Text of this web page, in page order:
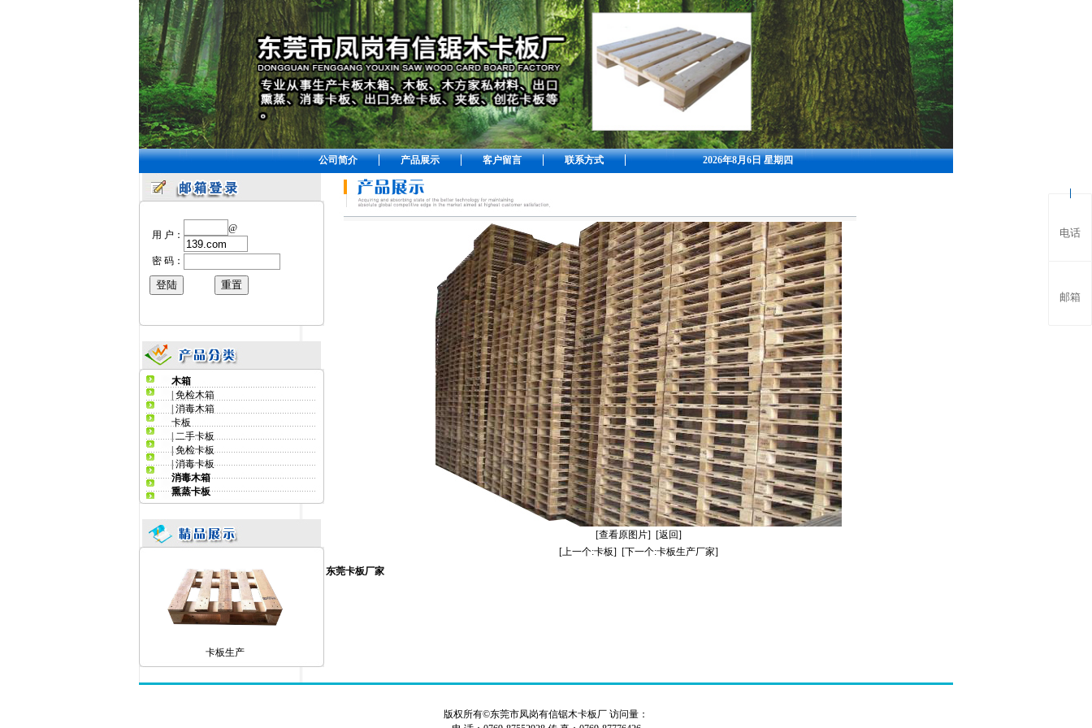
公司简介 产品展示 客户留言 联系方式 2026年8月6日 星期四
用 户：
@
密 码：
木箱
免检木箱
消毒木箱
卡板
|二手卡板
|免检卡板
|消毒卡板
消毒木箱
熏蒸卡板
卡板生产厂家
卡板生产厂 [查看原图片] [返回]
[上一个:卡板] [下一个:卡板生产厂家]
东莞卡板厂家
版权所有©东莞市凤岗有信锯木卡板厂 访问量：
电话
邮箱